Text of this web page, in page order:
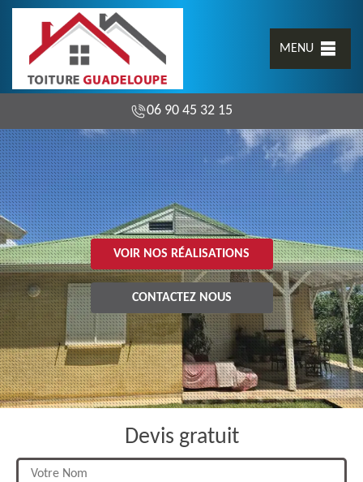
MENU
06 90 45 32 15
VOIR NOS RÉALISATIONS
CONTACTEZ NOUS
Devis gratuit